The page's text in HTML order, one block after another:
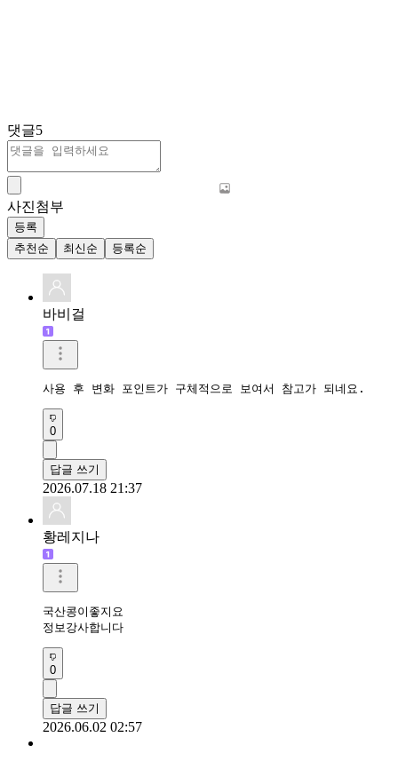
댓글5
사진첨부
등록
추천순
최신순 등록순
바비걸
사용 후 변화 포인트가 구체적으로 보여서 참고가 되네요.
0
답글 쓰기
2026.07.18 21:37
황레지나
국산콩이좋지요
정보강사합니다
0
답글 쓰기
2026.06.02 02:57